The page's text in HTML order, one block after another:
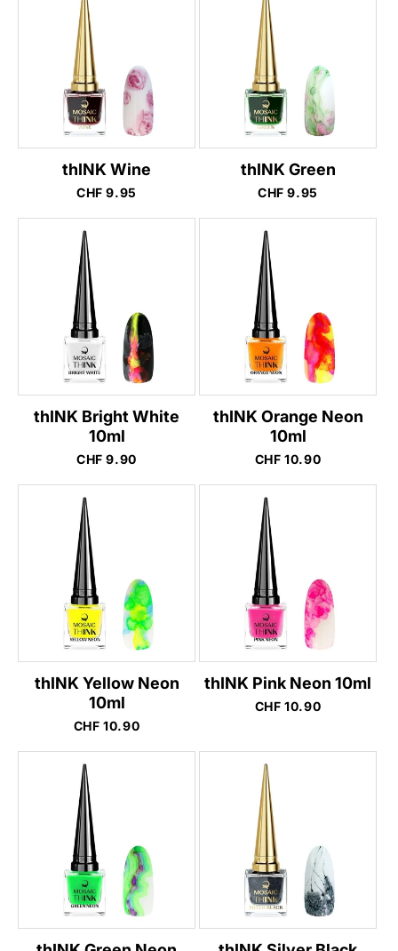
thINK Wine
Normaler
CHF 9.95
thINK Green
Normaler
CHF 9.95
thINK Bright White
10ml
Normaler
CHF 9.90
thINK Orange Neon
10ml
Normaler
CHF 10.90
thINK Yellow Neon
10ml
Normaler
CHF 10.90
thINK Pink Neon 10ml
Normaler
CHF 10.90